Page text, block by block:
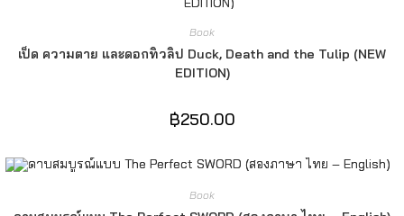
Book
เป็ด ความตาย และดอกทิวลิป Duck, Death and the Tulip (NEW
EDITION)
฿250.00
Book